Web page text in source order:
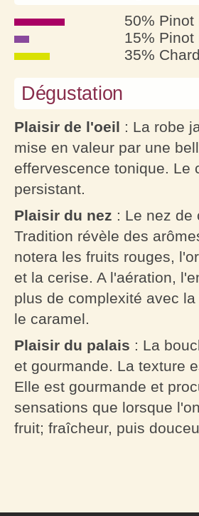
50% Pinot
15% Pinot
35%
Dégustation
Plaisir de l'oeil : La robe
mise en valeur par une
effervescence tonique. Le
persistant.
Plaisir du nez : Le nez de
Tradition révèle des
notera les fruits rouges,
et la cerise. A l'aération,
plus de complexité avec
le caramel.
Plaisir du palais : La
et gourmande. La texture
Elle est gourmande et
sensations que lorsque
fruit; fraîcheur, puis